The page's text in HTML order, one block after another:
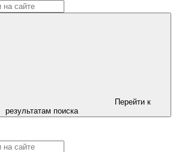
Перейти к
результатам поиска